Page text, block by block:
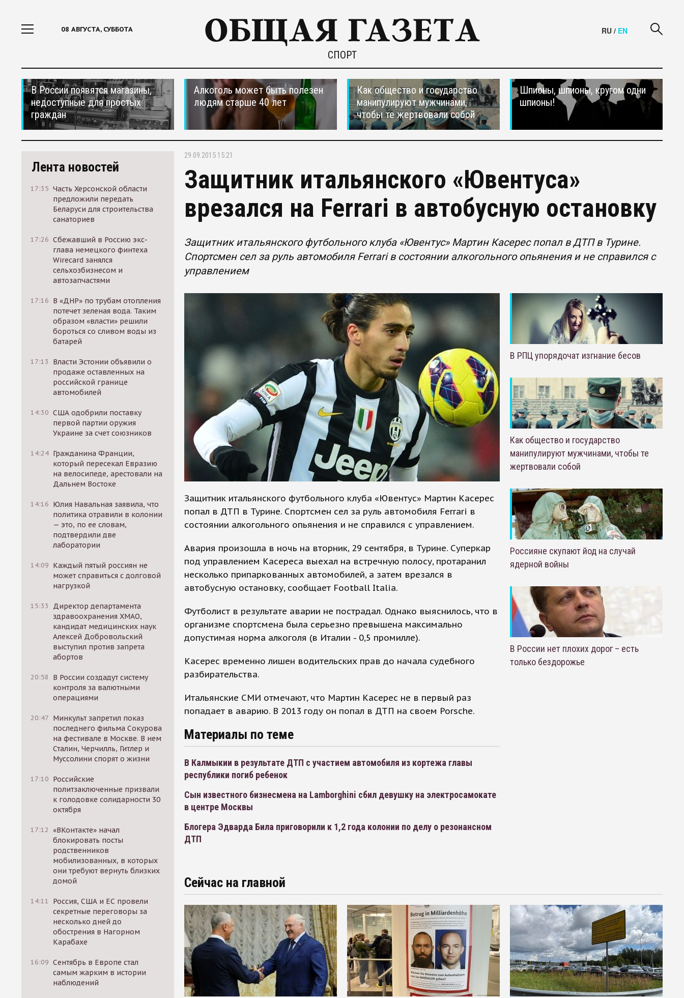
08 АВГУСТА, СУББОТА
СПОРТ
RU / EN
В России появятся магазины,
недоступные для простых
граждан
Алкоголь может быть полезен
людям старше 40 лет
Как общество и государство
манипулируют мужчинами,
чтобы те жертвовали собой
Шпионы, шпионы, кругом одни
шпионы!
Лента новостей
17:35 Часть Херсонской области
предложили передать
Беларуси для строительства
санаториев
17:26 Сбежавший в Россию экс-
глава немецкого финтеха
Wirecard занялся
сельхозбизнесом и
автозапчастями
17:16 В «ДНР» по трубам отопления
потечет зеленая вода. Таким
образом «власти» решили
бороться со сливом воды из
батарей
17:13
Власти Эстонии объявили о
продаже оставленных на
российской границе
автомобилей
14:30 США одобрили поставку
первой партии оружия
Украине за счет союзников
14:24 Гражданина Франции,
который пересекал Евразию
на велосипеде, арестовали на
Дальнем Востоке
14:16 Юлия Навальная заявила, что
политика отравили в колонии
— это, по ее словам,
подтвердили две
лаборатории
14:09 Каждый пятый россиян не
может справиться с долговой
нагрузкой
15:33
Директор департамента
здравоохранения ХМАО,
кандидат медицинских наук
Алексей Добровольский
выступил против запрета
абортов
20:58
В России создадут систему
контроля за валютными
операциями
20:47 Минкульт запретил показ
последнего фильма Сокурова
на фестивале в Москве. В нем
Сталин, Черчилль, Гитлер и
Муссолини спорят о жизни
17:10 Российские
политзаключенные призвали
к голодовке солидарности 30
октября
17:12 «ВКонтакте» начал
блокировать посты
родственников
мобилизованных, в которых
они требуют вернуть близких
домой
14:11
Россия, США и ЕС провели
секретные переговоры за
несколько дней до
обострения в Нагорном
Карабахе
16:09 Сентябрь в Европе стал
самым жарким в истории
наблюдений
29.09.2015 15:21
Защитник итальянского «Ювентуса»
врезался на Ferrari в автобусную остановку
Защитник итальянского футбольного клуба «Ювентус» Мартин Касерес попал в ДТП в Турине.
Спортсмен сел за руль автомобиля Ferrari в состоянии алкогольного опьянения и не справился с
управлением
Защитник итальянского футбольного клуба «Ювентус» Мартин Касерес
попал в ДТП в Турине. Спортсмен сел за руль автомобиля Ferrari в
состоянии алкогольного опьянения и не справился с управлением.
Авария произошла в ночь на вторник, 29 сентября, в Турине. Суперкар
под управлением Касереса выехал на встречную полосу, протаранил
несколько припаркованных автомобилей, а затем врезался в
автобусную остановку, сообщает Football Italia.
Футболист в результате аварии не пострадал. Однако выяснилось, что в
организме спортсмена была серьезно превышена максимально
допустимая норма алкоголя (в Италии - 0,5 промилле).
Касерес временно лишен водительских прав до начала судебного
разбирательства.
Итальянские СМИ отмечают, что Мартин Касерес не в первый раз
попадает в аварию. В 2013 году он попал в ДТП на своем Porsche.
Материалы по теме
В Калмыкии в результате ДТП с участием автомобиля из кортежа главы
республики погиб ребенок
Сын известного бизнесмена на Lamborghini сбил девушку на электросамокате
в центре Москвы
Блогера Эдварда Била приговорили к 1,2 года колонии по делу о резонансном
ДТП
В РПЦ упорядочат изгнание бесов
Как общество и государство
манипулируют мужчинами, чтобы те
жертвовали собой
Россияне скупают йод на случай
ядерной войны
В России нет плохих дорог – есть
только бездорожье
Сейчас на главной